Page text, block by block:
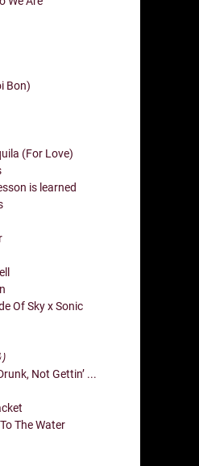
Bon)
(For Love)
is learned
Of Sky x Sonic
Not Gettin’ ...
The Water